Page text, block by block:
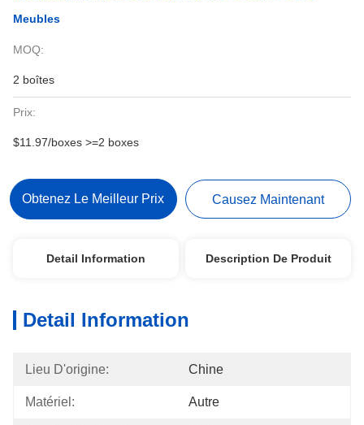
Meubles
MOQ:
2 boîtes
Prix:
$11.97/boxes >=2 boxes
Obtenez Le Meilleur Prix Causez Maintenant
Detail Information Description De Produit
Detail Information
Lieu D'origine: Chine
Matériel: Autre